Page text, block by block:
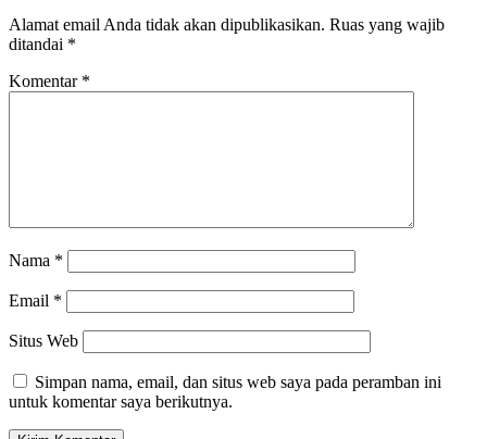
Alamat email Anda tidak akan dipublikasikan. Ruas yang wajib
ditandai *
Komentar *
Nama *
Email *
Situs Web
Simpan nama, email, dan situs web saya pada peramban ini
untuk komentar saya berikutnya.